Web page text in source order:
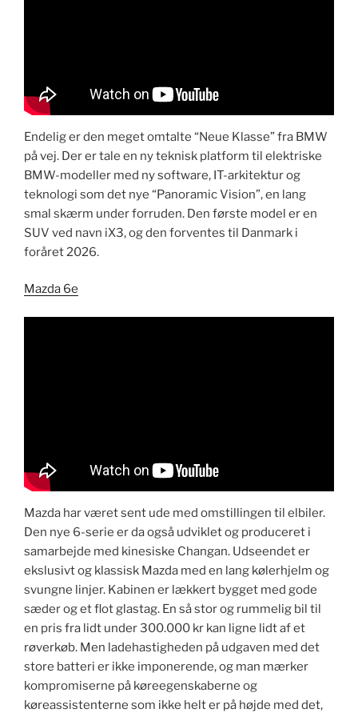
​Endelig er den meget omtalte “Neue Klasse” fra BMW
på vej. Der er tale en ny teknisk platform til elektriske
BMW-modeller med ny software, IT-arkitektur og
teknologi som det nye “Panoramic Vision”, en lang
smal skærm under forruden. Den første model er en
SUV ved navn iX3, og den forventes til Danmark i
foråret 2026.
Mazda 6e
Mazda har været sent ude med omstillingen til elbiler.
Den nye 6-serie er da også udviklet og produceret i
samarbejde med kinesiske Changan. Udseendet er
ekslusivt og klassisk Mazda med en lang kølerhjelm og
svungne linjer. Kabinen er lækkert bygget med gode
sæder og et flot glastag. En så stor og rummelig bil til
en pris fra lidt under 300.000 kr kan ligne lidt af et
røverkøb. Men ladehastigheden på udgaven med det
store batteri er ikke imponerende, og man mærker
kompromiserne på køreegenskaberne og
køreassistenterne som ikke helt er på højde med det,